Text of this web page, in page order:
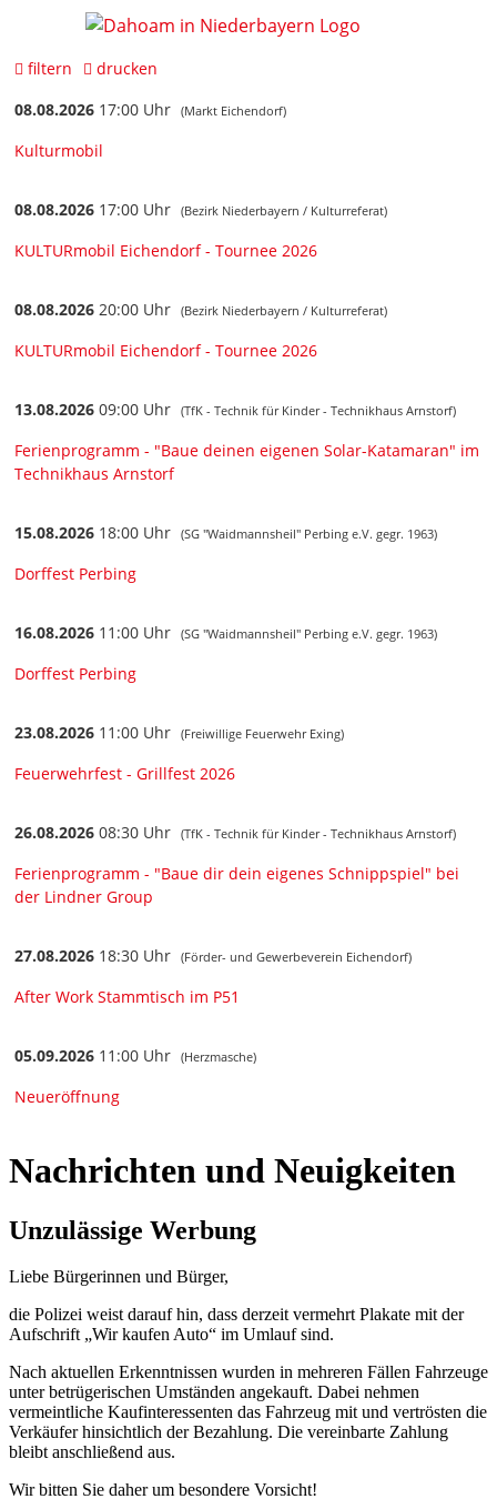
Nachrichten und Neuigkeiten
Unzulässige Werbung
Liebe Bürgerinnen und Bürger,
die Polizei weist darauf hin, dass derzeit vermehrt Plakate mit der
Aufschrift „Wir kaufen Auto“ im Umlauf sind.
Nach aktuellen Erkenntnissen wurden in mehreren Fällen Fahrzeuge
unter betrügerischen Umständen angekauft. Dabei nehmen
vermeintliche Kaufinteressenten das Fahrzeug mit und vertrösten die
Verkäufer hinsichtlich der Bezahlung. Die vereinbarte Zahlung
bleibt anschließend aus.
Wir bitten Sie daher um besondere Vorsicht!